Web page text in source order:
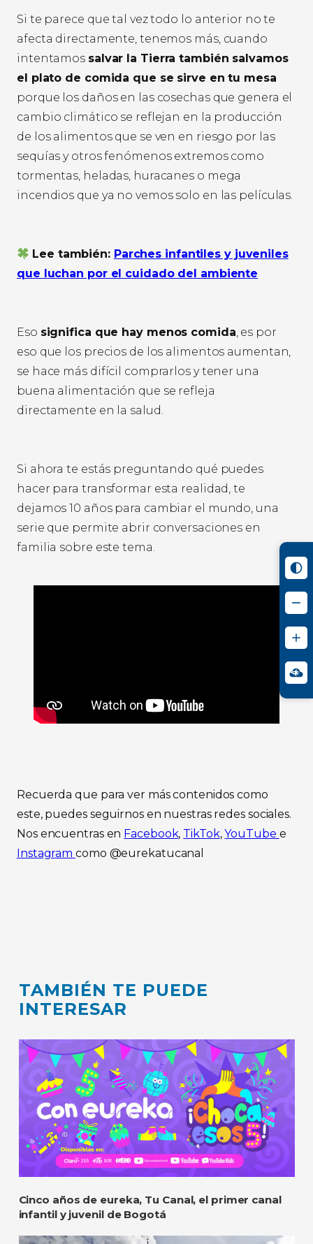
Si te parece que tal vez todo lo anterior no te
afecta directamente, tenemos más, cuando
intentamos salvar la Tierra también salvamos
el plato de comida que se sirve en tu mesa
porque los daños en las cosechas que genera el
cambio climático se reflejan en la producción
de los alimentos que se ven en riesgo por las
sequías y otros fenómenos extremos como
tormentas, heladas, huracanes o mega
incendios que ya no vemos solo en las películas.
Lee también: Parches infantiles y juveniles
que luchan por el cuidado del ambiente
Eso significa que hay menos comida, es por
eso que los precios de los alimentos aumentan,
se hace más difícil comprarlos y tener una
buena alimentación que se refleja
directamente en la salud.
Si ahora te estás preguntando qué puedes
hacer para transformar esta realidad, te
dejamos 10 años para cambiar el mundo, una
serie que permite abrir conversaciones en
familia sobre este tema.
Recuerda que para ver más contenidos como
este, puedes seguirnos en nuestras redes sociales.
Nos encuentras en Facebook, TikTok,YouTube e
Instagramcomo @eurekatucanal
TAMBIÉN TE PUEDE
INTERESAR
Cinco años de eureka, Tu Canal, el primer canal
infantil y juvenil de Bogotá